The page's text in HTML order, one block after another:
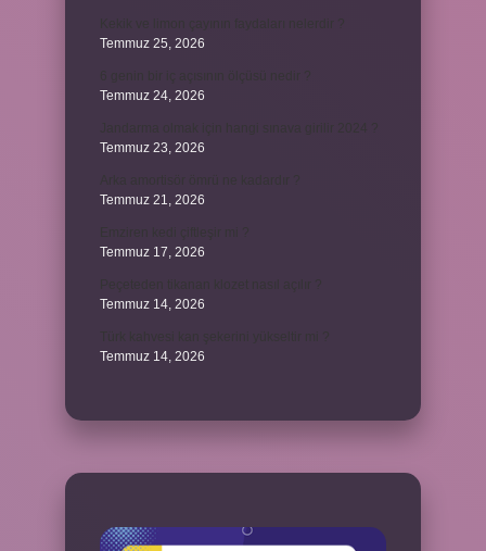
Temmuz 25, 2026
Temmuz 24, 2026
Temmuz 23, 2026
Temmuz 21, 2026
Temmuz 17, 2026
Temmuz 14, 2026
Temmuz 14, 2026